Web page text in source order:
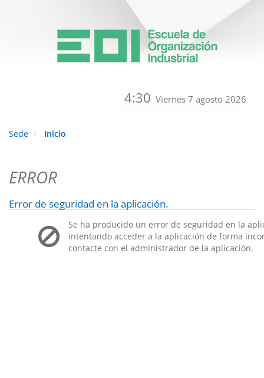
4:30 Viernes 7 agosto 2026
Sede Inicio
ERROR
Error de seguridad en la aplicación.
Se ha producido un error de seguridad en la
intentando acceder a la aplicación de forma
contacte con el administrador de la aplicación.